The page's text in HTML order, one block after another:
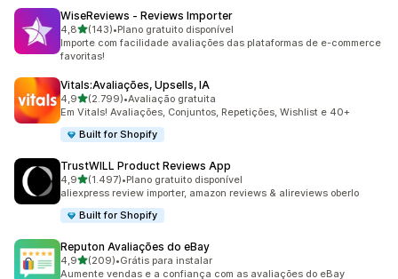
WiseReviews ‑ Reviews Importer
4,8de 5 estrelas
(143)
143 avaliações ao todo
•Plano gratuito disponível
Importe com facilidade avaliações das plataformas de e-commerce
favoritas!
Vitals:Avaliações, Upsells, IA
4,9de 5 estrelas
(2.799)
2799 avaliações ao todo
•Avaliação gratuita
Em Vitals! Avaliações, Conjuntos, Repetições, Wishlist e 40+
Built for Shopify
TrustWILL Product Reviews App
4,9de 5 estrelas
(1.497)
1497 avaliações ao todo
•Plano gratuito disponível
aliexpress review importer, amazon reviews & alireviews oberlo
Built for Shopify
Reputon Avaliações do eBay
4,9de 5 estrelas
(209)
209 avaliações ao todo
•Grátis para instalar
Aumente vendas e a confiança com as avaliações do eBay